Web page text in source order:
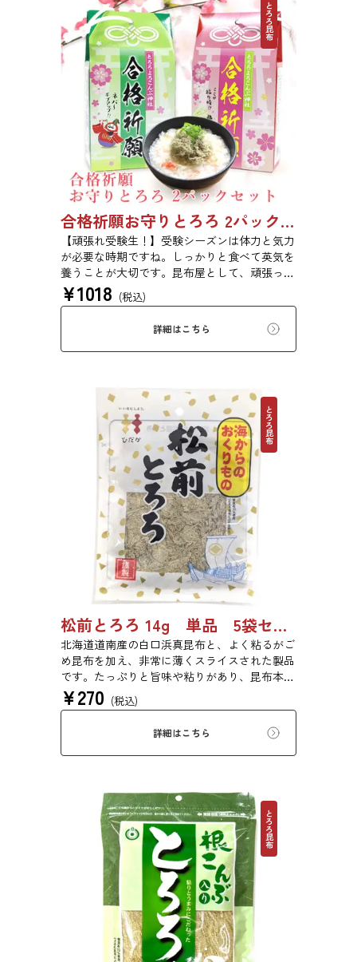
とろろ昆布
合格祈願お守りとろろ 2パックセット 9639
【頑張れ受験生！】受験シーズンは体力と気力
が必要な時期ですね。しっかりと食べて英気を
養うことが大切です。昆布屋として、頑張って
いる受験生を「食」の面から応援できないか？
そんな想いから、この「合格祈願お守りとろ
ろ」は誕生しました。【とろろ昆布の粘りで
「粘り勝ち」！】受験生の方への贈り物にもぴ
ったりの桜咲くめでたいパッケージ仕様となり
¥1018 (税込)
詳細はこちら
とろろ昆布
松前とろろ 14g 単品 5袋セット 20袋セット 3443
北海道道南産の白口浜真昆布と、よく粘るがご
め昆布を加え、非常に薄くスライスされた製品
です。たっぷりと旨味や粘りがあり、昆布本来
の風味を存分にご賞味いただけます。現代の食
生活にぜひ一日一度、お好みの量をお召し上が
¥270 (税込)
詳細はこちら
とろろ昆布